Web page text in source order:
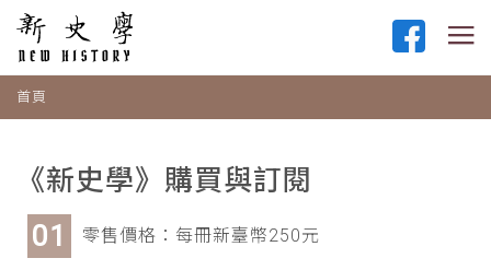
首頁
《新史學》購買與訂閱
零售價格：每冊新臺幣250元